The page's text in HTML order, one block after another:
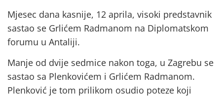
Mjesec dana kasnije, 12 aprila, visoki predstavnik
sastao se Grlićem Radmanom na Diplomatskom
forumu u Antaliji.
Manje od dvije sedmice nakon toga, u Zagrebu se
sastao sa Plenkovićem i Grlićem Radmanom.
Plenković je tom prilikom osudio poteze koji